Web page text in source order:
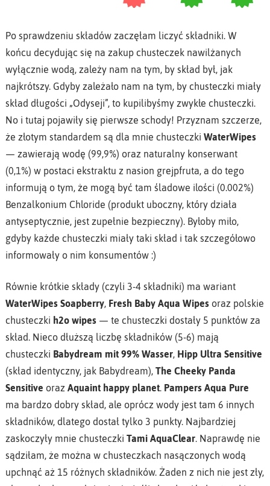
Po sprawdzeniu składów zaczęłam liczyć składniki. W
końcu decydując się na zakup chusteczek nawilżanych
wyłącznie wodą, zależy nam na tym, by skład był, jak
najkrótszy. Gdyby zależało nam na tym, by chusteczki miały
skład długości „Odyseji”, to kupilibyśmy zwykłe chusteczki.
No i tutaj pojawiły się pierwsze schody! Przyznam szczerze,
że złotym standardem są dla mnie chusteczki WaterWipes
— zawierają wodę (99,9%) oraz naturalny konserwant
(0,1%) w postaci ekstraktu z nasion grejpfruta, a do tego
informują o tym, że mogą być tam śladowe ilości (0.002%)
Benzalkonium Chloride (produkt uboczny, który działa
antyseptycznie, jest zupełnie bezpieczny). Byłoby miło,
gdyby każde chusteczki miały taki skład i tak szczegółowo
informowały o nim konsumentów :)
Równie krótkie składy (czyli 3-4 składniki) ma wariant
WaterWipes Soapberry, Fresh Baby Aqua Wipesoraz polskie
chusteczki h2o wipes— te chusteczki dostały 5 punktów za
skład. Nieco dłuższą liczbę składników (5-6) mają
chusteczki Babydream mit 99% Wasser, Hipp Ultra Sensitive
(skład identyczny, jak Babydream), The Cheeky Panda
Sensitive oraz Aquaint happy planet. Pampers Aqua Pure
ma bardzo dobry skład, ale oprócz wody jest tam 6 innych
składników, dlatego dostał tylko 3 punkty. Najbardziej
zaskoczyły mnie chusteczki Tami AquaClear. Naprawdę nie
sądziłam, że można w chusteczkach nasączonych wodą
upchnąć aż 15 różnych składników. Żaden z nich nie jest zły,